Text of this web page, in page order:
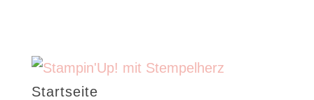
Startseite